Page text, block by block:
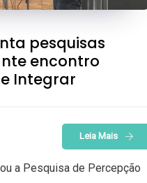
pesquisas
encontro
Integrar
Leia Mais
a Pesquisa de Percepção